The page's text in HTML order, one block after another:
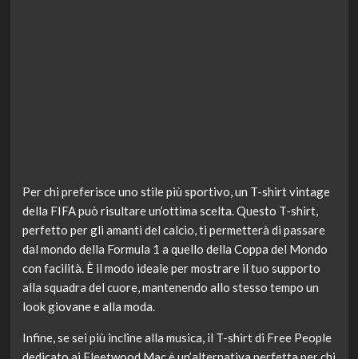
Per chi preferisce uno stile più sportivo, un T-shirt vintage
della FIFA può risultare un’ottima scelta. Questo T-shirt,
perfetto per gli amanti del calcio, ti permetterà di passare
dal mondo della Formula 1 a quello della Coppa del Mondo
con facilità. È il modo ideale per mostrare il tuo supporto
alla squadra del cuore, mantenendo allo stesso tempo un
look giovane e alla moda.
Infine, se sei più incline alla musica, il T-shirt di Free People